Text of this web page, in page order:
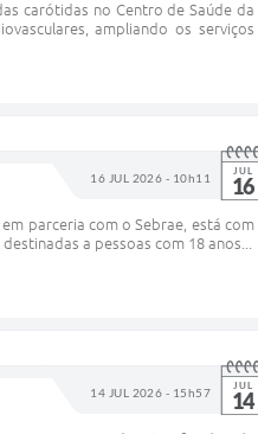
carótidas no Centro de Saúde da
ampliando os serviços
16 JUL 2026 - 10h11 JUL
16
parceria com o Sebrae, está com
a pessoas com 18 anos...
14 JUL 2026 - 15h57 JUL
14